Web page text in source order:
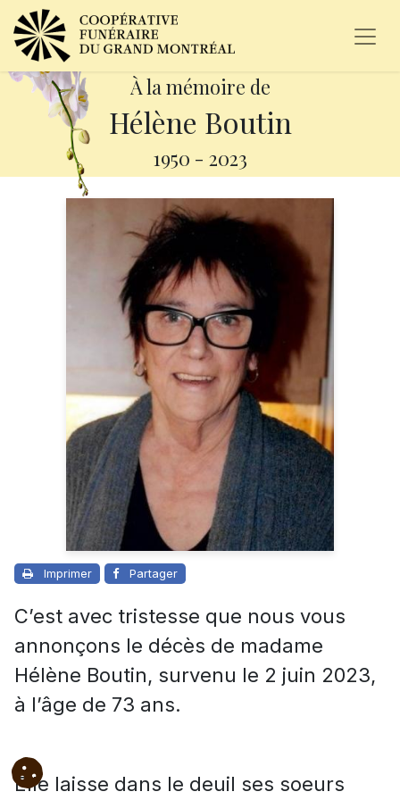
À la mémoire de
Hélène Boutin
1950 - 2023
Imprimer Partager
C’est avec tristesse que nous vous
annonçons le décès de madame
Hélène Boutin, survenu le 2 juin 2023,
à l’âge de 73 ans.
Elle laisse dans le deuil ses soeurs